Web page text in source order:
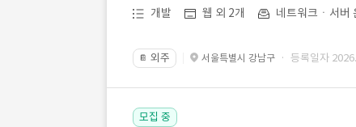
개발 웹 외 2개 네트워크ㆍ서버
📔 외주 서울특별시 강남구 · 등록일자
모집 중